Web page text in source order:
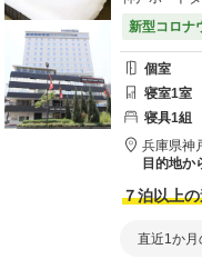
新型コロナ
個室
寝室1室
寝具1組
兵庫県神
目的地か
７泊以上
直近1か月